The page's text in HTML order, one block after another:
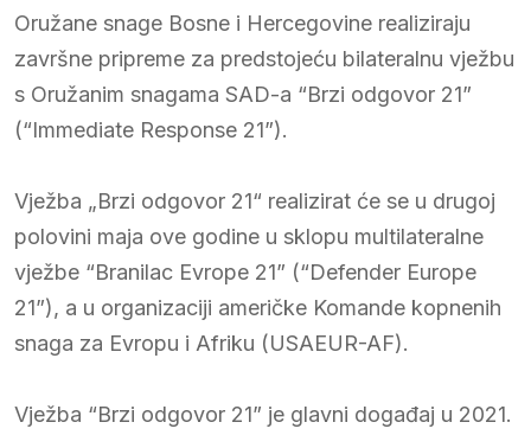
Oružane snage Bosne i Hercegovine realiziraju
završne pripreme za predstojeću bilateralnu vježbu
s Oružanim snagama SAD-a “Brzi odgovor 21”
(“Immediate Response 21”).
Vježba „Brzi odgovor 21“ realizirat će se u drugoj
polovini maja ove godine u sklopu multilateralne
vježbe “Branilac Evrope 21” (“Defender Europe
21”), a u organizaciji američke Komande kopnenih
snaga za Evropu i Afriku (USAEUR-AF).
Vježba “Brzi odgovor 21” je glavni događaj u 2021.